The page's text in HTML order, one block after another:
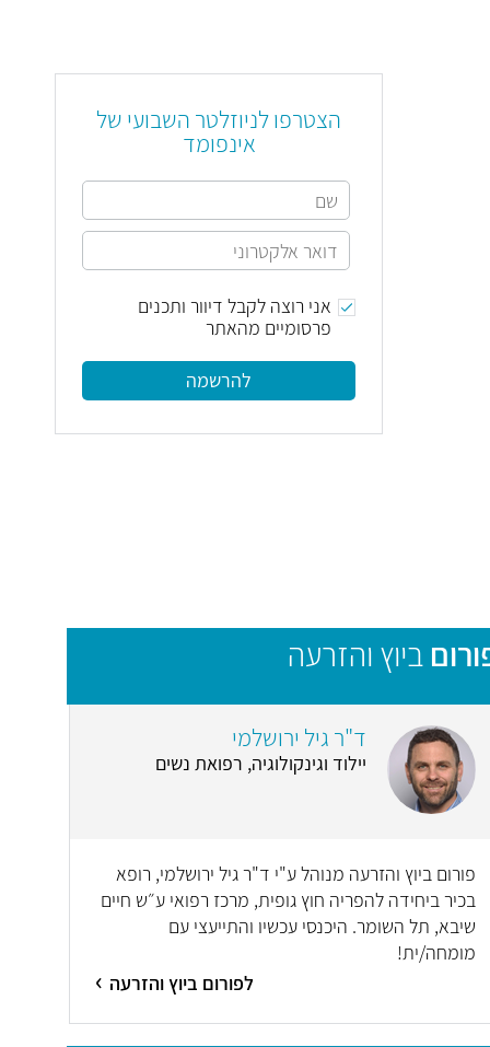
הצטרפו לניוזלטר השבועי של
אינפומד
אני רוצה לקבל דיוור ותכנים
פרסומיים מהאתר
להרשמה
ביוץ והזרעה
ד"ר גיל ירושלמי
יילוד וגינקולוגיה, רפואת נשים
פורום ביוץ והזרעה מנוהל ע"י ד"ר גיל ירושלמי, רופא
בכיר ביחידה להפריה חוץ גופית, מרכז רפואי ע״ש חיים
שיבא, תל השומר. היכנסי עכשיו והתייעצי עם
מומחה/ית!
לפורום ביוץ והזרעה